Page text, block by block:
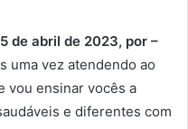
de abril de 2023, por –
uma vez atendendo ao
vou ensinar vocês a
e diferentes com